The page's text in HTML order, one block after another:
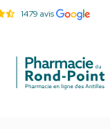
1479 avis